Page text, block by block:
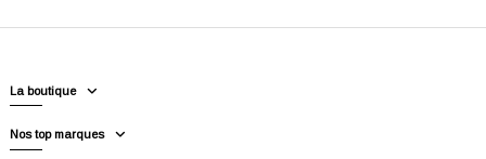
La boutique
Nos top marques